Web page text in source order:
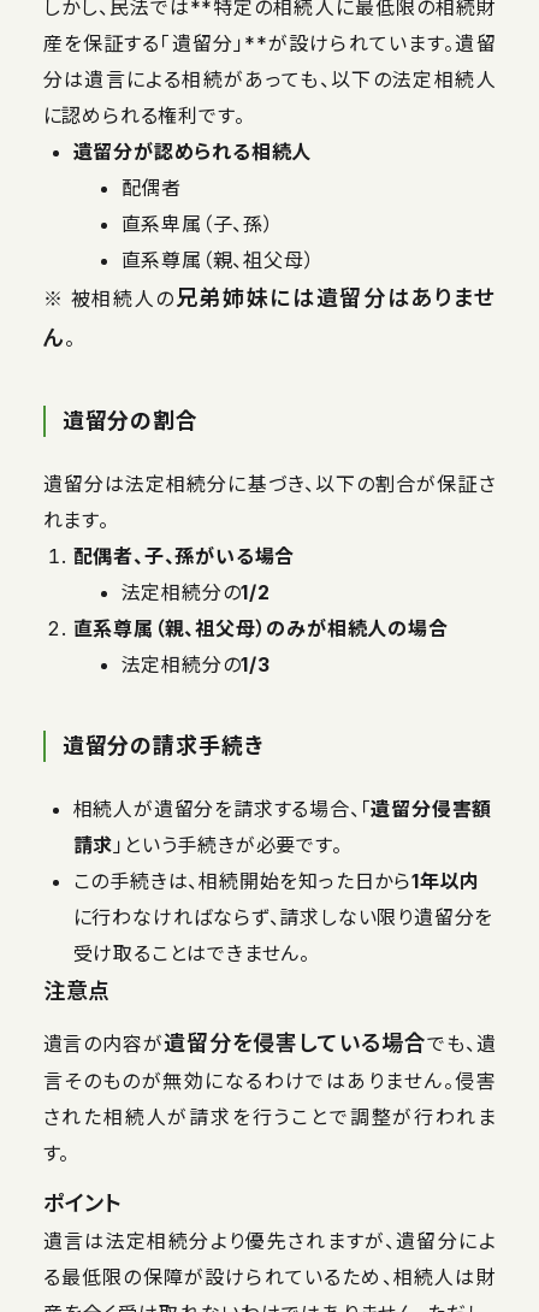
しかし、民法では**特定の相続人に最低限の相続財
産を保証する「遺留分」**が設けられています。遺留
分は遺言による相続があっても、以下の法定相続人
に認められる権利です。
遺留分が認められる相続人
配偶者
直系卑属（子、孫）
直系尊属（親、祖父母）
※ 被相続人の 兄弟姉妹には遺留分はありませ
ん。
遺留分の割合
遺留分は法定相続分に基づき、以下の割合が保証さ
れます。
配偶者、子、孫がいる場合
法定相続分の1/2
直系尊属（親、祖父母）のみが相続人の場合
法定相続分の1/3
遺留分の請求手続き
相続人が遺留分を請求する場合、「遺留分侵害額
請求 」という手続きが必要です。
この手続きは、相続開始を知った日から1年以内
に行わなければならず、請求しない限り遺留分を
受け取ることはできません。
注意点
遺言の内容が遺留分を侵害している場合でも、遺
言そのものが無効になるわけではありません。侵害
された相続人が請求を行うことで調整が行われま
す。
ポイント
遺言は法定相続分より優先されますが、遺留分によ
る最低限の保障が設けられているため、相続人は財